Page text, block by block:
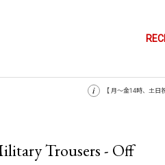
【 月〜金14時、土日
Trousers - Off